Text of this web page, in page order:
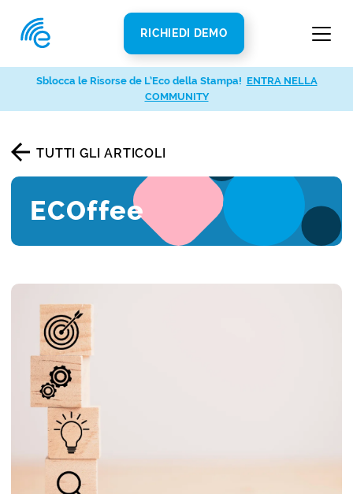
RICHIEDI DEMO
TUTTI GLI ARTICOLI
ECOffee
Sblocca le Risorse de L’Eco della Stampa! ENTRA NELLA
COMMUNITY